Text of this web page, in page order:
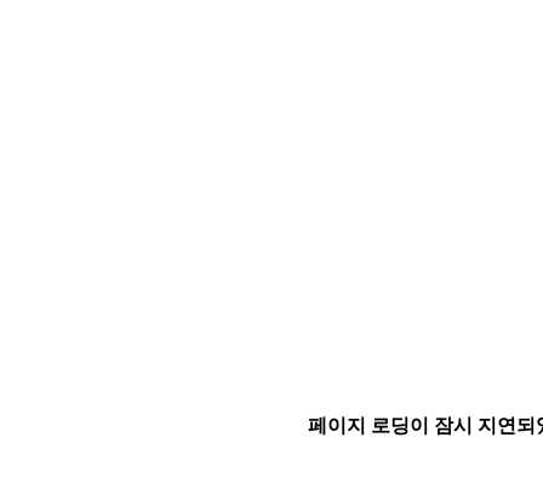
페이지 로딩이 잠시 지연